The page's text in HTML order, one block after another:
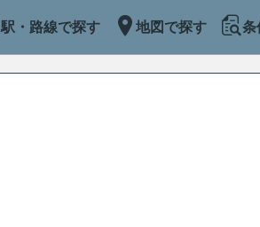
駅・路線で探す 地図で探す 条